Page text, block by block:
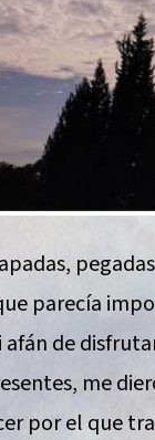
parecía
afán de
me
por el que